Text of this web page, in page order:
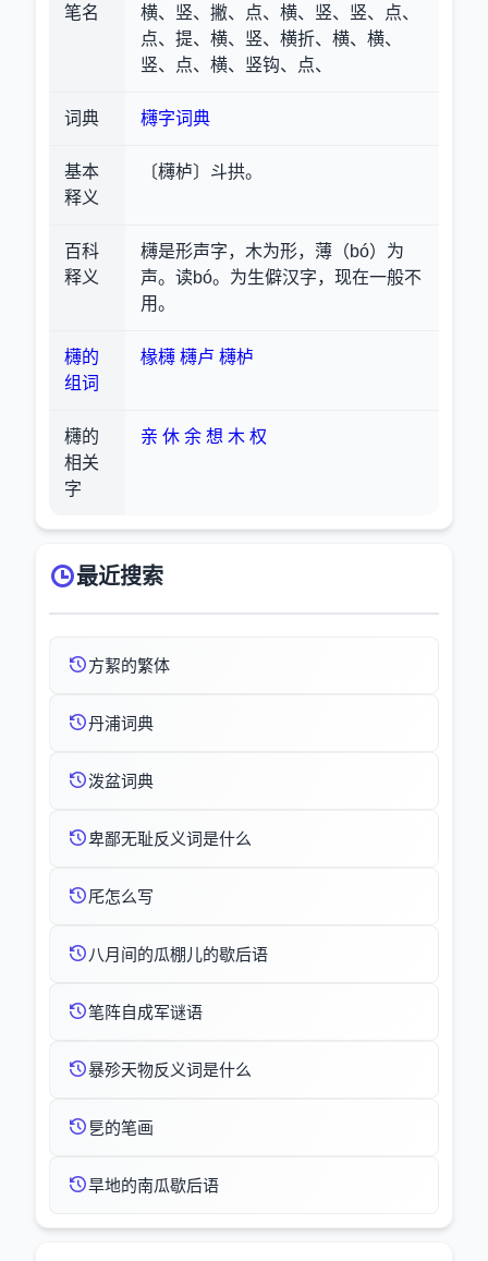
笔名
横、竖、撇、点、横、竖、竖、点、
点、提、横、竖、横折、横、横、
竖、点、横、竖钩、点、
词典 欂字词典
基本
释义
〔欂栌〕斗拱。
百科
释义
欂是形声字，木为形，薄（bó）为
声。读bó。为生僻汉字，现在一般不
用。
欂的
组词
椽欂 欂卢 欂栌
欂的
相关
字
亲 休 余 想 木 权
最近搜索
方絜的繁体
丹浦词典
泼盆词典
卑鄙无耻反义词是什么
厇怎么写
八月间的瓜棚儿的歇后语
笔阵自成军谜语
暴殄天物反义词是什么
乬的笔画
旱地的南瓜歇后语